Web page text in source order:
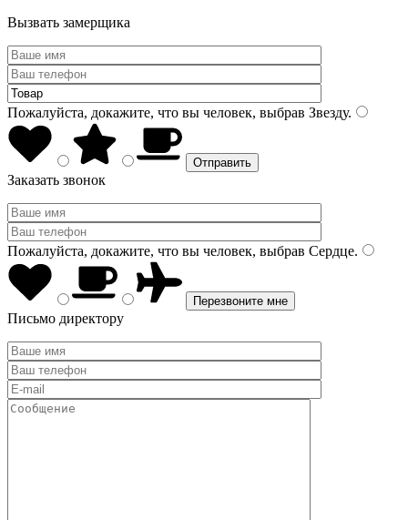
Вызвать замерщика
Пожалуйста, докажите, что вы человек, выбрав Звезду.
Заказать звонок
Пожалуйста, докажите, что вы человек, выбрав Сердце.
Письмо директору